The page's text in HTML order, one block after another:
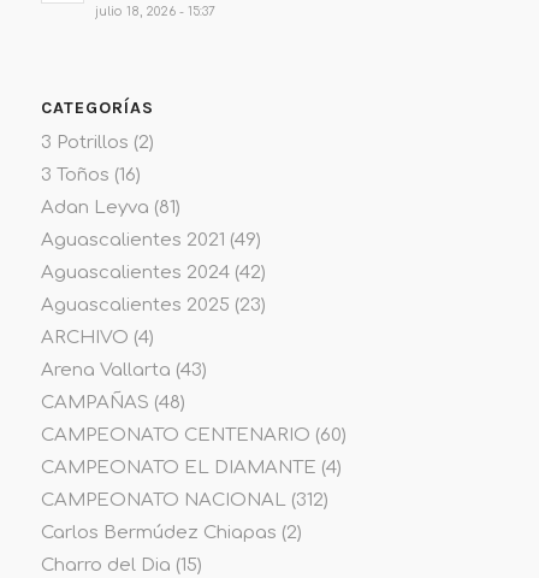
julio 18, 2026 - 15:37
CATEGORÍAS
3 Potrillos (2)
3 Toños (16)
Adan Leyva (81)
Aguascalientes 2021 (49)
Aguascalientes 2024(42)
Aguascalientes 2025 (23)
ARCHIVO (4)
Arena Vallarta (43)
CAMPAÑAS (48)
CAMPEONATO CENTENARIO (60)
CAMPEONATO EL DIAMANTE (4)
CAMPEONATO NACIONAL(312)
Carlos Bermúdez Chiapas (2)
Charro del Dia (15)